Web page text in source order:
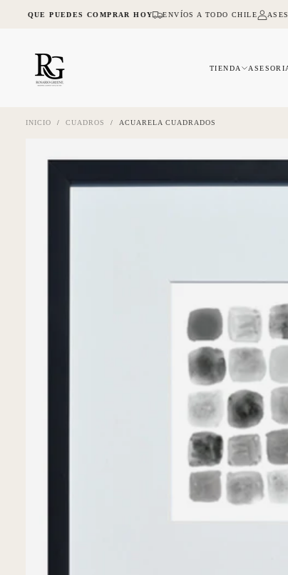
SALTAR
LO QUE PUEDES COMPRAR HOY ENVÍOS A TODO CHILE
TIENDA
INICIO / CUADROS / ACUARELA CUADRADOS